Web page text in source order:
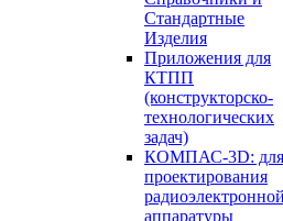
Стандартные
Изделия
Приложения для
КТПП
(конструкторско-
технологических
задач)
КОМПАС-3D: для
проектирования
радиоэлектронной
аппаратуры